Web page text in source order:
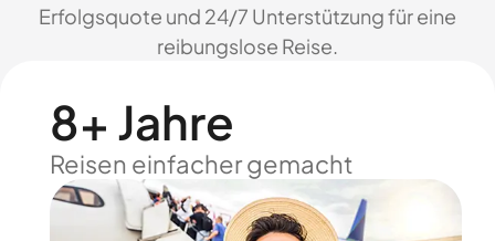
Erfolgsquote und 24/7 Unterstützung für eine
reibungslose Reise.
8+ Jahre
Reisen einfacher gemacht